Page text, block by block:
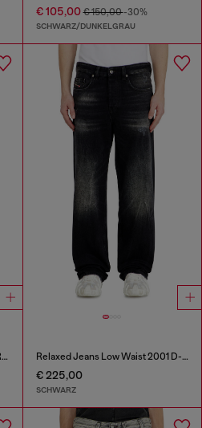
€ 105,00€ 150,00-30%
SCHWARZ/DUNKELGRAU
Relaxed Jeans Regular Waist D-Roder Relaxed Jeans Low Waist 2001 D-Macro
€ 225,00
SCHWARZ